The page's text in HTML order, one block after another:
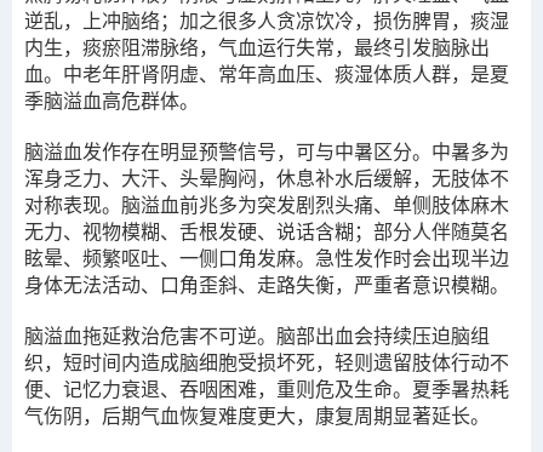
逆乱，上冲脑络；加之很多人贪凉饮冷，损伤脾胃，痰湿
内生，痰瘀阻滞脉络，气血运行失常，最终引发脑脉出
血。中老年肝肾阴虚、常年高血压、痰湿体质人群，是夏
季脑溢血高危群体。
脑溢血发作存在明显预警信号，可与中暑区分。中暑多为
浑身乏力、大汗、头晕胸闷，休息补水后缓解，无肢体不
对称表现。脑溢血前兆多为突发剧烈头痛、单侧肢体麻木
无力、视物模糊、舌根发硬、说话含糊；部分人伴随莫名
眩晕、频繁呕吐、一侧口角发麻。急性发作时会出现半边
身体无法活动、口角歪斜、走路失衡，严重者意识模糊。
脑溢血拖延救治危害不可逆。脑部出血会持续压迫脑组
织，短时间内造成脑细胞受损坏死，轻则遗留肢体行动不
便、记忆力衰退、吞咽困难，重则危及生命。夏季暑热耗
气伤阴，后期气血恢复难度更大，康复周期显著延长。